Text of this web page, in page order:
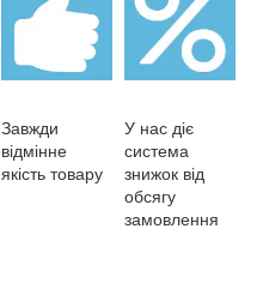
Завжди
відмінне
якість товару
У нас діє
система
знижок від
обсягу
замовлення